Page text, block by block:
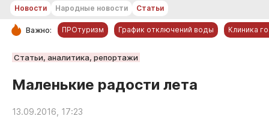
РУБРИКИ
Новости компаний
Статьи
Новости Народные новости Статьи
Важно: ПРОтуризм График отключений воды Клиника
Статьи, аналитика, репортажи
Маленькие радости лета
13.09.2016, 17:23